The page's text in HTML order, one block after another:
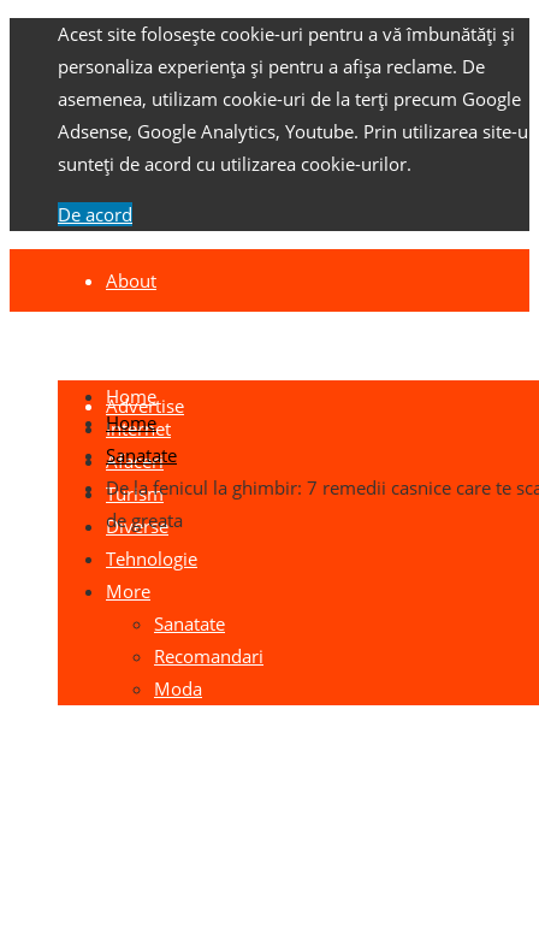
Acest site folosește cookie-uri pentru a vă îmbunătăți și
personaliza experiența și pentru a afișa reclame. De
asemenea, utilizam cookie-uri de la terți precum Google
Adsense, Google Analytics, Youtube. Prin utilizarea site-
sunteți de acord cu utilizarea cookie-urilor.
De acord
About
Advertise
Home
Internet
Afaceri
Turism
Diverse
Tehnologie
More
Sanatate
Recomandari
Moda
Home
Sanatate
De la fenicul la ghimbir: 7 remedii casnice care te
de greata